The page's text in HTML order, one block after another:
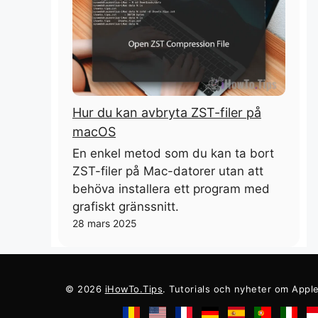
Hur du kan avbryta ZST-filer på
macOS
En enkel metod som du kan ta bort
ZST-filer på Mac-datorer utan att
behöva installera ett program med
grafiskt gränssnitt.
28 mars 2025
© 2026 iHowTo.Tips. Tutorials och nyheter om